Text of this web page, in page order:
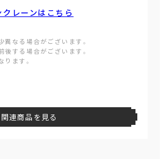
レーンはこちら
異なる場合がございます。
後する場合がございます。
ります。
関連商品を見る